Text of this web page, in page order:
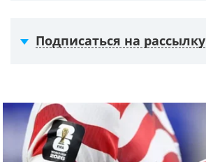
Подписаться на рассылку